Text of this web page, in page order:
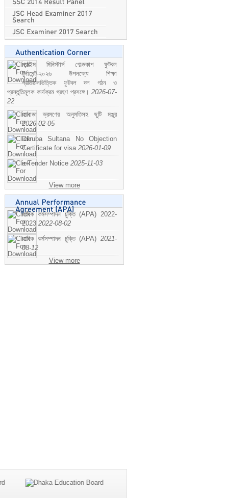
প্রাইম মিনিস্টার্স গোল্ডকাপ ফুটবল
টুর্নামেন্ট-২০২৬ উপলক্ষ্যে শিক্ষা
প্রতিষ্ঠানভিত্তিক ফুটবল দল গঠন ও
প্রস্তুতিমূলক কার্যক্রম গ্রহণ প্রসঙ্গে। 2026-07-
22
কানাডা ভ্রমণের অনুমতিসহ ছুটি মঞ্জুর
2026-02-05
Dilruba Sultana No Objection
Certificate for visa 2026-01-09
e-Tender Notice 2025-11-03
View more
বাষিক কর্মসম্পাদন চুক্তি (APA) 2022-
2023 2022-08-02
বাষিক কর্মসম্পাদন চুক্তি (APA) 2021-
08-12
View more